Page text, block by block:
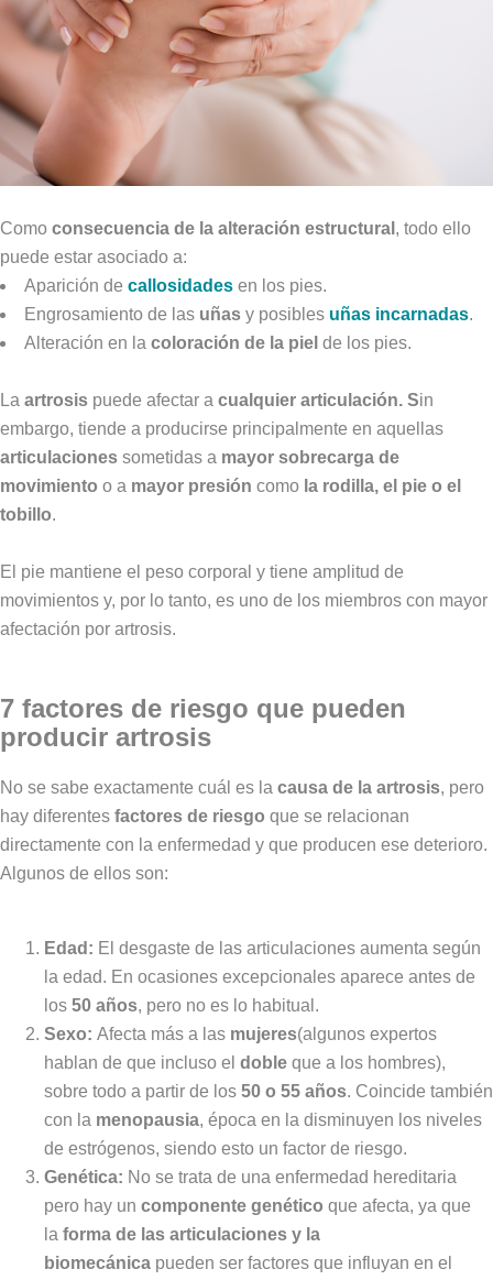
Como consecuencia de la alteración estructural , todo ello
puede estar asociado a:
Aparición de callosidades en los pies.
Engrosamiento de las uñas y posibles uñas incarnadas.
Alteración en la coloración de la piel de los pies.
La artrosis puede afectar a cualquier articulación. Sin
embargo, tiende a producirse principalmente en aquellas
articulaciones sometidas a mayor sobrecarga de
movimiento o a mayor presión como la rodilla, el pie o el
tobillo.
El pie mantiene el peso corporal y tiene amplitud de
movimientos y, por lo tanto, es uno de los miembros con mayor
afectación por artrosis.
7 factores de riesgo que pueden
producir artrosis
No se sabe exactamente cuál es la causa de la artrosis, pero
hay diferentes factores de riesgo que se relacionan
directamente con la enfermedad y que producen ese deterioro.
Algunos de ellos son:
Edad: El desgaste de las articulaciones aumenta según
la edad. En ocasiones excepcionales aparece antes de
los 50 años, pero no es lo habitual.
Sexo: Afecta más a las mujeres(algunos expertos
hablan de que incluso el doble que a los hombres),
sobre todo a partir de los 50 o 55 años. Coincide también
con la menopausia, época en la disminuyen los niveles
de estrógenos, siendo esto un factor de riesgo.
Genética: No se trata de una enfermedad hereditaria
pero hay un componente genético que afecta, ya que
la forma de las articulaciones y la
biomecánica pueden ser factores que influyan en el